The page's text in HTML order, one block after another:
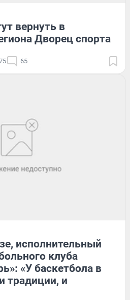
вернуть в
Дворец спорта
65
исполнительный
клуба
«У баскетбола в
традиции, и